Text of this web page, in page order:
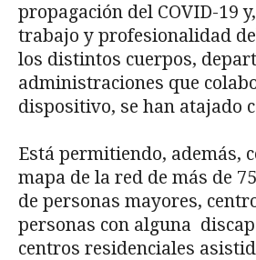
propagación del COVID-19
trabajo y profesionalidad
los distintos cuerpos,
administraciones que
dispositivo, se han atajado
Está permitiendo, además,
mapa de la red de más de
de personas mayores,
personas con alguna
centros residenciales